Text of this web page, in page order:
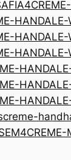
creme-
CREME-